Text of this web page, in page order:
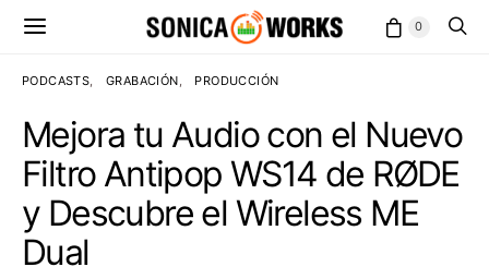
0
PODCASTS GRABACIÓN PRODUCCIÓN
Mejora tu Audio con el Nuevo
Filtro Antipop WS14 de RØDE
y Descubre el Wireless ME
Dual